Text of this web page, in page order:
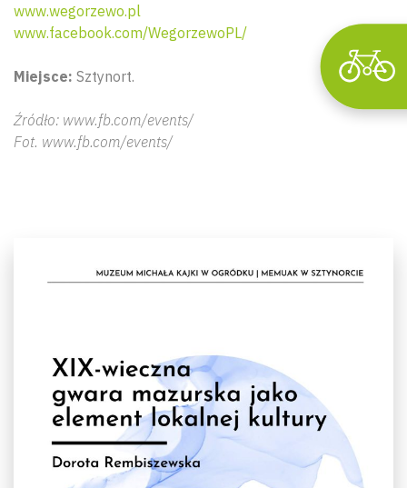
www.wegorzewo.pl
www.facebook.com/WegorzewoPL/
Miejsce: Sztynort.
Źródło: www.fb.com/events/
Fot. www.fb.com/events/